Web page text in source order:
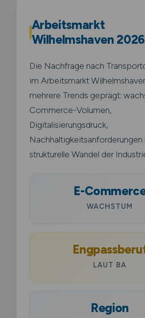
Arbeitsmarkt
Wilhelmshaven 2026
Die Nachfrage nach
im Arbeitsmarkt
mehrere Trends geprägt:
Commerce-Volumen,
Digitalisierungsdruck,
strukturelle Wandel der
E-
WACHSTUM
LAUT BA
Region